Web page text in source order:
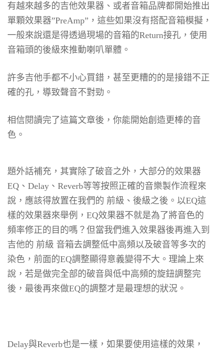
有越來越多的吉他效果器、或者音箱品牌都開始推出
單顆效果器”PreAmp”，這些如果沒有搭配音箱模擬，
一般來說還是得透過現場的音箱的Return接孔，使用
音箱頭的後級來推動喇叭單體。
許多吉他手都不小心買錯，甚至更糟的的是接錯不正
確的孔，導致聲音不對勁。
相信閱讀完了這篇文章後，你能開始創造更棒的音
色。
題外話補充，其實除了破音之外，大部分的效果器
EQ、Delay、Reverb等等按照正確的音樂製作流程來
說，應該得放置在我們的 前級、後級之後。以EQ這
樣的效果器來舉例，EQ效果器不就是為了將音色的
頻率修正的目的嗎？但當我們進入效果器後再進入到
吉他的 前級 音箱去調整低中高頻以及破音等多次的
染色，前面的EQ調整顯得意義變得不大。理論上來
說，若是做完全部的破音與低中高頻的旋鈕調整完
後，最後再來做EQ的調整才是最理想的狀況。
Delay與Reverb也是一樣，如果要使用這樣的效果，